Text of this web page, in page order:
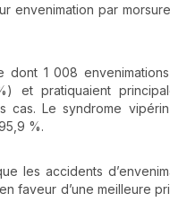
envenimation par
1 008
et pratiquaient
cas. Le syndrome
%.
les accidents
faveur d’une meilleure